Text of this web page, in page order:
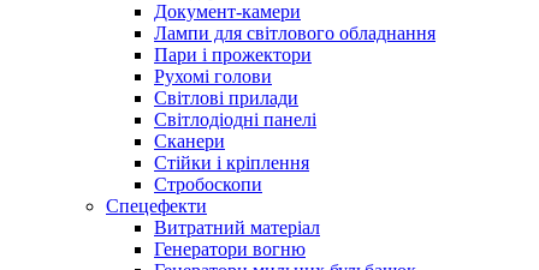
Документ-камери
Лампи для світлового обладнання
Пари і прожектори
Рухомі голови
Світлові прилади
Світлодіодні панелі
Сканери
Стійки і кріплення
Стробоскопи
Спецефекти
Витратний матеріал
Генератори вогню